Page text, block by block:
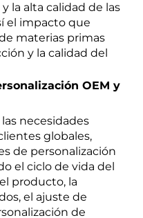
la alta calidad de las
el impacto que
materias primas
y la calidad del
OEM y
necesidades
globales,
de personalización
el ciclo de vida del
producto, la
el ajuste de
de